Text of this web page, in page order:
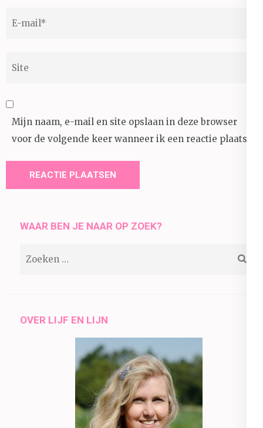
Mijn naam, e-mail en site opslaan in deze browser
voor de volgende keer wanneer ik een reactie plaats.
WAAR BEN JE NAAR OP ZOEK?
OVER LIJF EN LIJN